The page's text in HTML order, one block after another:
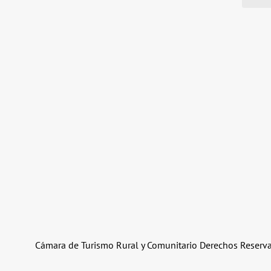
Cámara de Turismo Rural y Comunitario Derechos